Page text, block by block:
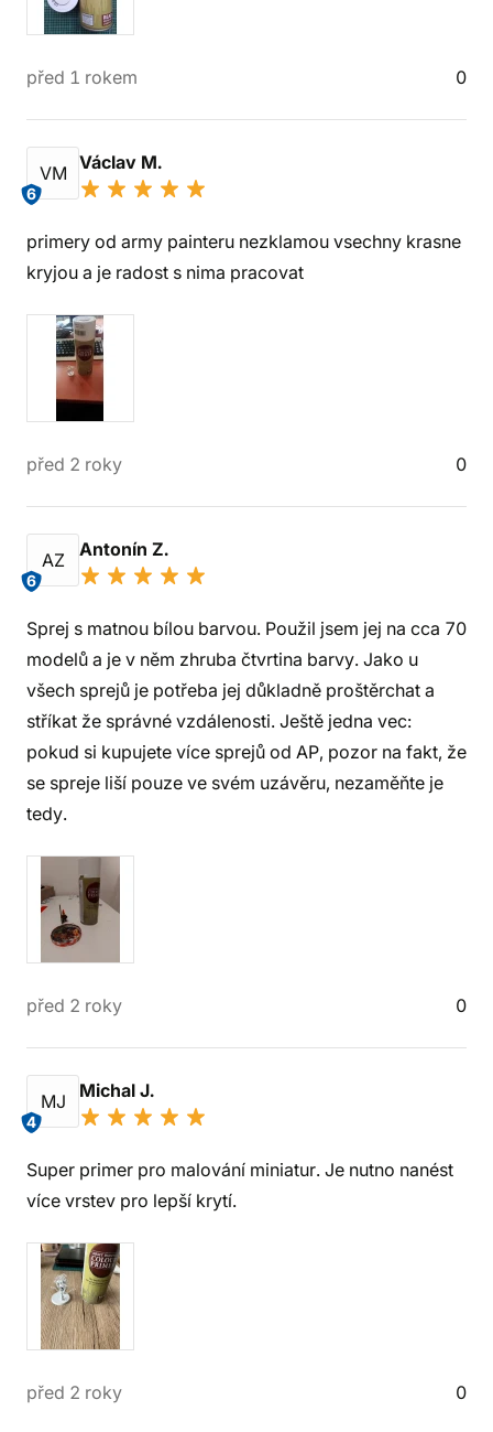
před 1 rokem 0
VM
6
Václav M.
primery od army painteru nezklamou vsechny krasne
kryjou a je radost s nima pracovat
před 2 roky 0
AZ
6
Antonín Z.
Sprej s matnou bílou barvou. Použil jsem jej na cca 70
modelů a je v něm zhruba čtvrtina barvy. Jako u
všech sprejů je potřeba jej důkladně proštěrchat a
stříkat že správné vzdálenosti. Ještě jedna vec:
pokud si kupujete více sprejů od AP, pozor na fakt, že
se spreje liší pouze ve svém uzávěru, nezaměňte je
tedy.
před 2 roky 0
MJ
4
Michal J.
Super primer pro malování miniatur. Je nutno nanést
více vrstev pro lepší krytí.
před 2 roky 0